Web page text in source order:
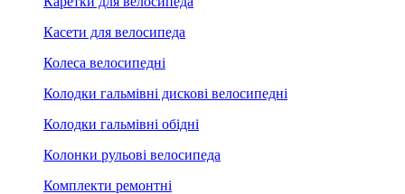
Касети для велосипеда
Колеса велосипедні
Колодки гальмівні дискові велосипедні
Колодки гальмівні обідні
Колонки рульові велосипеда
Комплекти ремонтні